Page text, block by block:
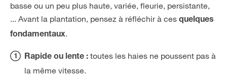
basse ou un peu plus haute, variée, fleurie, persistante,
... Avant la plantation, pensez à réfléchir à ces quelques
fondamentaux.
Rapide ou lente : toutes les haies ne poussent pas à
la même vitesse.